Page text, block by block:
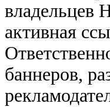
владельцев
активная
баннеров,